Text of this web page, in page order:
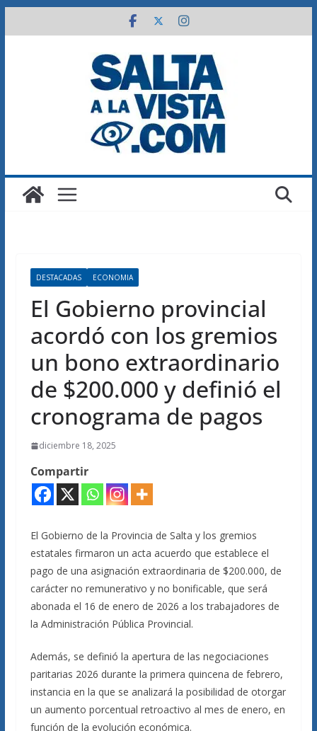
al
DESTACADAS ECONOMIA
El Gobierno provincial
acordó con los gremios
un bono extraordinario
de $200.000 y definió el
cronograma de pagos
diciembre 18, 2025
Compartir
El Gobierno de la Provincia de Salta y los gremios
estatales firmaron un acta acuerdo que establece el
pago de una asignación extraordinaria de $200.000, de
carácter no remunerativo y no bonificable, que será
abonada el 16 de enero de 2026 a los trabajadores de
la Administración Pública Provincial.
Además, se definió la apertura de las negociaciones
paritarias 2026 durante la primera quincena de febrero,
instancia en la que se analizará la posibilidad de otorgar
un aumento porcentual retroactivo al mes de enero, en
función de la evolución económica.